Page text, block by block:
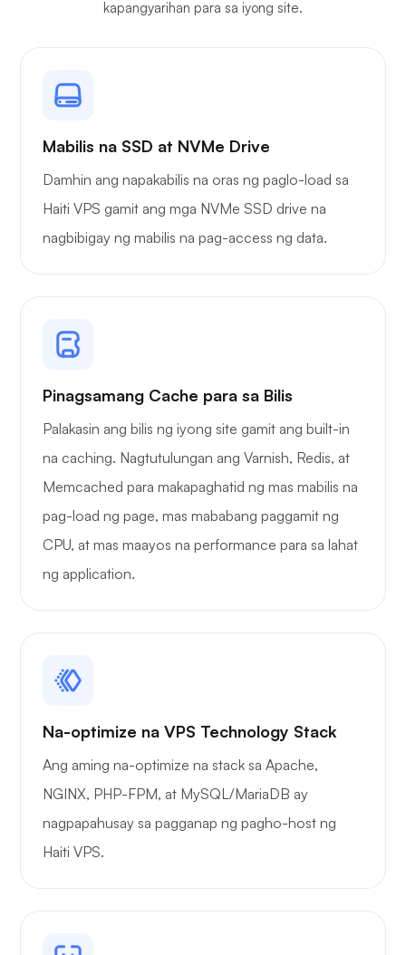
kapangyarihan para sa iyong site.
Mabilis na SSD at NVMe Drive
Damhin ang napakabilis na oras ng paglo-load sa
Haiti VPS gamit ang mga NVMe SSD drive na
nagbibigay ng mabilis na pag-access ng data.
Pinagsamang Cache para sa Bilis
Palakasin ang bilis ng iyong site gamit ang built-in
na caching. Nagtutulungan ang Varnish, Redis, at
Memcached para makapaghatid ng mas mabilis na
pag-load ng page, mas mababang paggamit ng
CPU, at mas maayos na performance para sa lahat
ng application.
Na-optimize na VPS Technology Stack
Ang aming na-optimize na stack sa Apache,
NGINX, PHP-FPM, at MySQL/MariaDB ay
nagpapahusay sa pagganap ng pagho-host ng
Haiti VPS.